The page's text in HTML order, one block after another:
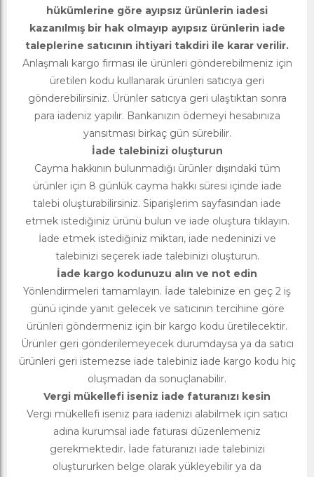
hükümlerine göre ayıpsız ürünlerin iadesi
kazanılmış bir hak olmayıp ayıpsız ürünlerin iade
taleplerine satıcının ihtiyari takdiri ile karar verilir.
Anlaşmalı kargo firması ile ürünleri gönderebilmeniz için
üretilen kodu kullanarak ürünleri satıcıya geri
gönderebilirsiniz. Ürünler satıcıya geri ulaştıktan sonra
para iadeniz yapılır. Bankanızın ödemeyi hesabınıza
yansıtması birkaç gün sürebilir.
İade talebinizi oluşturun
Cayma hakkının bulunmadığı ürünler dışındaki tüm
ürünler için 8 günlük cayma hakkı süresi içinde iade
talebi oluşturabilirsiniz. Siparişlerim sayfasından iade
etmek istediğiniz ürünü bulun ve iade oluştura tıklayın.
İade etmek istediğiniz miktarı, iade nedeninizi ve
talebinizi seçerek iade talebinizi oluşturun.
İade kargo kodunuzu alın ve not edin
Yönlendirmeleri tamamlayın. İade talebinize en geç 2 iş
günü içinde yanıt gelecek ve satıcının tercihine göre
ürünleri göndermeniz için bir kargo kodu üretilecektir.
Ürünler geri gönderilemeyecek durumdaysa ya da satıcı
ürünleri geri istemezse iade talebiniz iade kargo kodu hiç
oluşmadan da sonuçlanabilir.
Vergi mükellefi iseniz iade faturanızı kesin
Vergi mükellefi iseniz para iadenizi alabilmek için satıcı
adına kurumsal iade faturası düzenlemeniz
gerekmektedir. İade faturanızı iade talebinizi
oluştururken belge olarak yükleyebilir ya da